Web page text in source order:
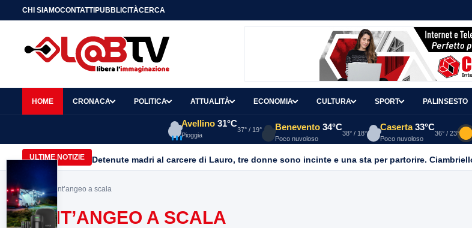
CHI SIAMOCONTATTIPUBBLICITÀCERCA
HOME CRONACA POLITICA ATTUALITÀ ECONOMIA CULTURA SPORT PALINSESTO
Avellino 31°C
Pioggia
37° / 19° Benevento 34°C
Poco nuvoloso
38° / 18°
Caserta 33°C
Poco nuvoloso
36° / 23°
ULTIME NOTIZIE
Home> sant’angeo a scala
SANT’ANGEO A SCALA